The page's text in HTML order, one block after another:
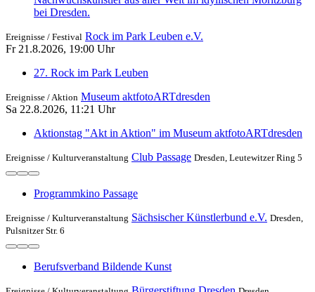
bei Dresden.
Ereignisse / Festival Rock im Park Leuben e.V.
Fr 21.8.2026, 19:00 Uhr
27. Rock im Park Leuben
Ereignisse /Aktion Museum aktfotoARTdresden
Sa 22.8.2026, 11:21 Uhr
Aktionstag "Akt in Aktion" im Museum aktfotoARTdresden
Ereignisse / Kulturveranstaltung Club Passage Dresden, Leutewitzer Ring 5
Programmkino Passage
Ereignisse / Kulturveranstaltung Sächsischer Künstlerbund e.V. Dresden,
Pulsnitzer Str. 6
Berufsverband Bildende Kunst